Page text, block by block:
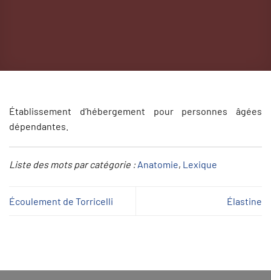
Établissement d’hébergement pour personnes âgées
dépendantes.
Liste des mots par catégorie : Anatomie, Lexique
Écoulement de Torricelli Élastine